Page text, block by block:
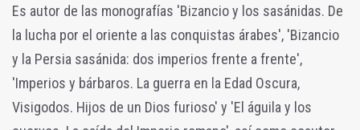
Es autor de las monografías 'Bizancio y los sasánidas. De
la lucha por el oriente a las conquistas árabes', 'Bizancio
y la Persia sasánida: dos imperios frente a frente',
'Imperios y bárbaros. La guerra en la Edad Oscura,
Visigodos. Hijos de un Dios furioso' y 'El águila y los